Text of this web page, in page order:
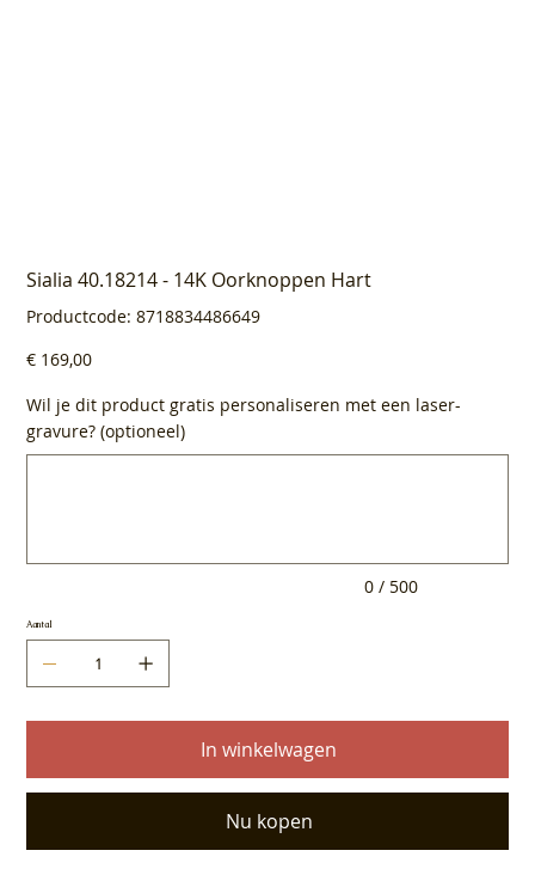
Sialia 40.18214 - 14K Oorknoppen Hart
Productcode: Productcode
8718834486649
8718834486649
Prijs
€ 169,00
Wil je dit product gratis personaliseren met een laser-
gravure? (optioneel)
0 / 500
Aantal
In winkelwagen
Nu kopen